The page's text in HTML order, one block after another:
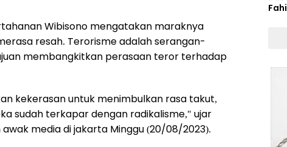
Wibisono mengatakan maraknya
resah. Terorisme adalah serangan-
membangkitkan perasaan teror terhadap
kekerasan untuk menimbulkan rasa takut,
sudah terkapar dengan radikalisme," ujar
media di jakarta Minggu (20/08/2023).